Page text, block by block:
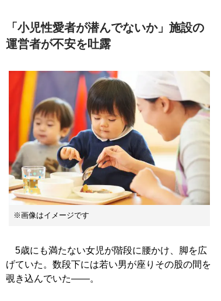
「小児性愛者が潜んでないか」施設の
運営者が不安を吐露
※画像はイメージです
5歳にも満たない女児が階段に腰かけ、脚を広
げていた。数段下には若い男が座りその股の間を
覗き込んでいた――。